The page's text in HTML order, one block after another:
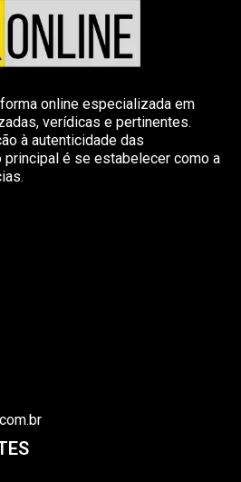
online especializada em
verídicas e pertinentes.
à autenticidade das
é se estabelecer como a